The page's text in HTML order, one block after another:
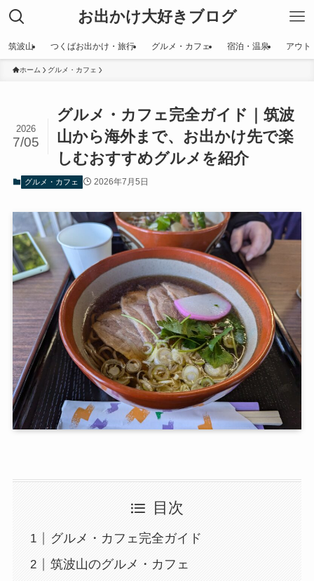
お出かけ大好きブログ
筑波山 つくばお出かけ・旅行 グルメ・カフェ 宿泊・温泉 アウト
ホーム グルメ・カフェ
グルメ・カフェ完全ガイド｜筑波
山から海外まで、お出かけ先で楽
しむおすすめグルメを紹介
2026
7/05
グルメ・カフェ 2026年7月5日
目次
グルメ・カフェ完全ガイド
筑波山のグルメ・カフェ